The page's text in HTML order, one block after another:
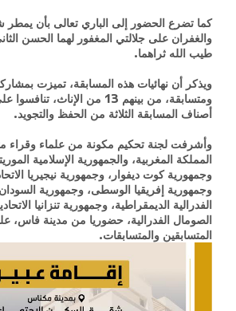
كما تضرع الحضور إلى الباري تعالى بأن يمطر
والغفران على جلالتي المغفور لهما الحسن
طيب الله ثراهما.
ومتسابقة، من بينهم 13 من
أصناف المسابقة الثلاثة من الحفظ والتجويد.
وأشرفت لجنة تحكيم مكونة من علماء
المملكة المغربية، والجمهورية الإسلامية
وجمهورية كوت ديفوار، وجمهورية نيجيريا
وجمهورية إفريقيا الوسطى، وجمهورية
الفدرالية الديمقراطية، وجمهورية تنزانيا
الصومال الفدرالية، حضوريا من مدينة فاس،
المتسابقين والمتسابقات.